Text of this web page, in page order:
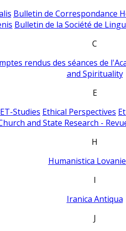
Bulletin de Correspondance
Bulletin de la Société de
C
rendus des séances de
and Spirituality
E
ET-Studies Ethical Perspectives
and State Research -
H
Humanistica
I
Iranica Antiqua
J